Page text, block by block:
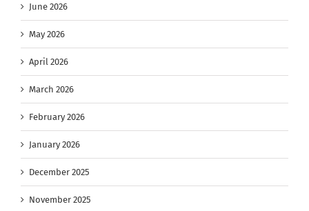
June 2026
May 2026
April 2026
March 2026
February 2026
January 2026
December 2025
November 2025